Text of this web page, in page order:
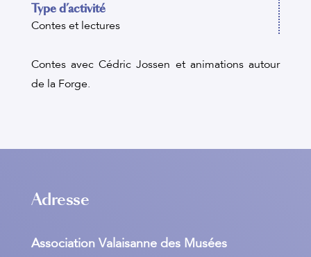
Type d’activité
Contes et lectures
Contes avec Cédric Jossen et animations autour
de la Forge.
Adresse
Association Valaisanne des Musées